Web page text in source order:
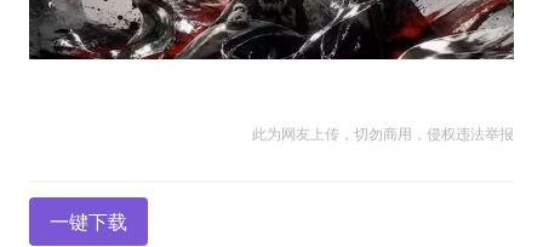
此为网友上传，切勿商用，侵权违法举报
一键下载